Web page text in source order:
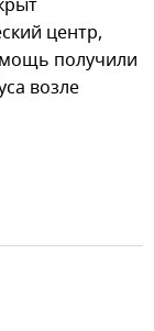
центр,
получили
возле